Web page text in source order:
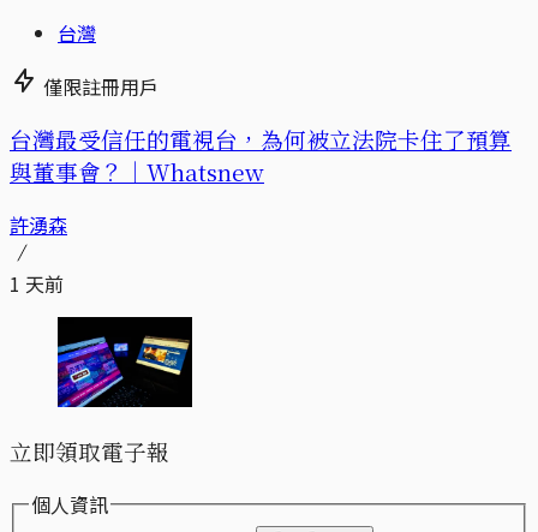
台灣
僅限註冊用戶
台灣最受信任的電視台，為何被立法院卡住了預算
與董事會？｜Whatsnew
許湧森
1 天前
立即領取電子報
個人資訊